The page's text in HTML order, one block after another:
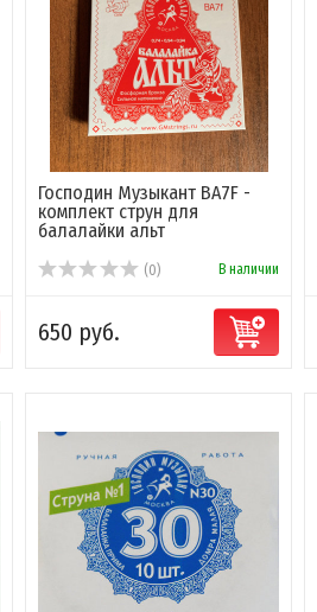
Господин Музыкант BA7F -
комплект струн для
балалайки альт
(0) В наличии
650 руб.